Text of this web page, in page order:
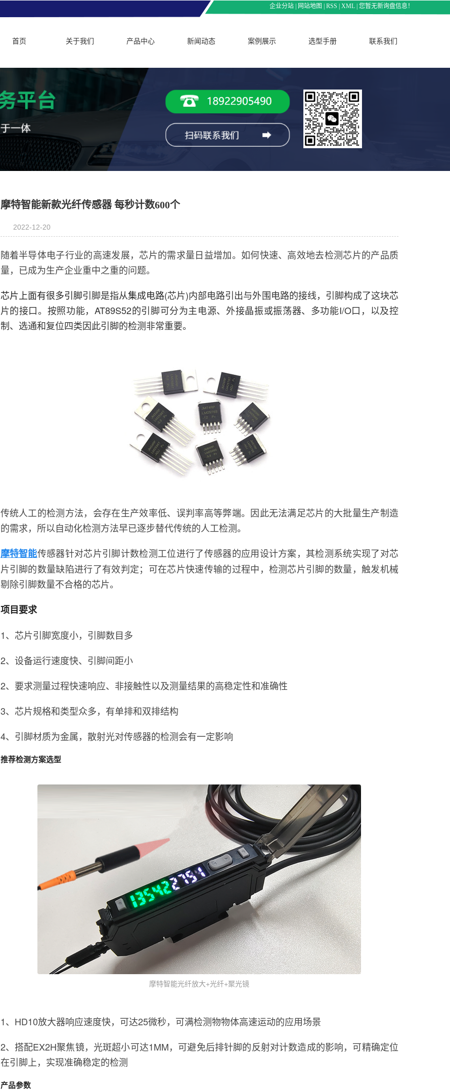
企业分站 网站地图 RSS XML 您暂无新询盘信息！
首页 关于我们 产品中心 新闻动态 案例展示 选型手册 联系我们
摩特智能新款光纤传感器 每秒计数600个
2022-12-20
随着半导体电子行业的高速发展，芯片的需求量日益增加。如何快速、高效地去检测芯片的产品质
量，已成为生产企业重中之重的问题。
芯片上面有很多引脚引脚是指从集成电路(芯片)内部电路引出与外围电路的接线，引脚构成了这块芯
片的接口。按照功能，AT89S52的引脚可分为主电源、外接晶振或振荡器、多功能I/O口，以及控
制、选通和复位四类因此引脚的检测非常重要。
传统人工的检测方法，会存在生产效率低、误判率高等弊端。因此无法满足芯片的大批量生产制造
的需求，所以自动化检测方法早已逐步替代传统的人工检测。
摩特智能传感器针对芯片引脚计数检测工位进行了传感器的应用设计方案，其检测系统实现了对芯
片引脚的数量缺陷进行了有效判定；可在芯片快速传输的过程中，检测芯片引脚的数量，触发机械
剔除引脚数量不合格的芯片。
项目要求
1、芯片引脚宽度小，引脚数目多
2、设备运行速度快、引脚间距小
2、要求测量过程快速响应、非接触性以及测量结果的高稳定性和准确性
3、芯片规格和类型众多，有单排和双排结构
4、引脚材质为金属，散射光对传感器的检测会有一定影响
推荐检测方案选型
摩特智能光纤放大+光纤+聚光镜
1、HD10放大器响应速度快，可达25微秒，可满检测物物体高速运动的应用场景
2、搭配EX2H聚焦镜，光斑超小可达1MM，可避免后排针脚的反射对计数造成的影响，可精确定位
在引脚上，实现准确稳定的检测
产品参数